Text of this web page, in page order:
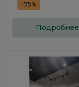
-75%
Подробнее